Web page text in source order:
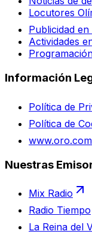
Locutores
Publicidad
Actividades
Información
Política de
Política de
Nuestras
Mix Radio
Radio Tiempo
La Reina del